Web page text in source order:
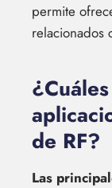
permite
relacionados
de RF?
Las